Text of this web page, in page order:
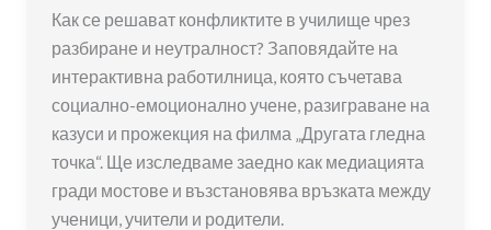
Как се решават конфликтите в училище чрез
разбиране и неутралност? Заповядайте на
интерактивна работилница, която съчетава
социално-емоционално учене, разиграване на
казуси и прожекция на филма „Другата гледна
точка“. Ще изследваме заедно как медиацията
гради мостове и възстановява връзката между
ученици, учители и родители.